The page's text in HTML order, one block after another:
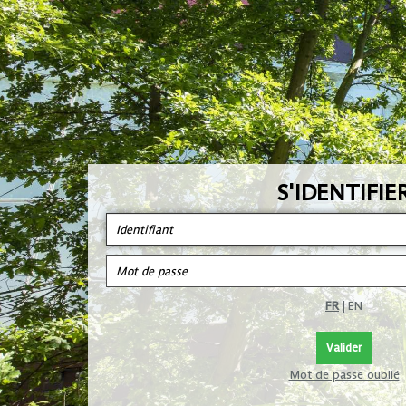
FR | EN
Mot de passe oublié